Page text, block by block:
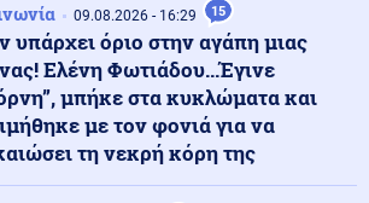
09.08.2026 - 23:05
των Χούθι στην πόλη Μόχα
09.08.2026 - 23:02
09.08.2026 - 16:29 15
υπάρχει όριο στην αγάπη μιας
Ελένη Φωτιάδου...Έγινε
μπήκε στα κυκλώματα και
με τον φονιά για να
τη νεκρή κόρη της